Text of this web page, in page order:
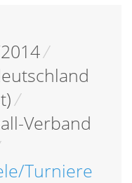
/
/
Verband
Turniere